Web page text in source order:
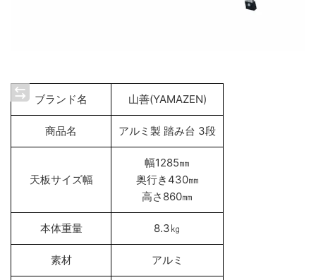
ブランド名 山善(YAMAZEN)
商品名 アルミ製 踏み台 3段
天板サイズ幅
幅1285㎜
奥行き430㎜
高さ860㎜
本体重量 8.3㎏
素材 アルミ